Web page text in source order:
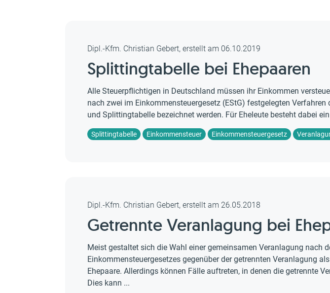
Dipl.-Kfm. Christian Gebert, erstellt am 06.10.2019
Splittingtabelle bei Ehepaaren
Alle Steuerpflichtigen in Deutschland müssen ihr Einkommen
nach zwei im Einkommensteuergesetz (EStG) festgelegten Verfahren
und Splittingtabelle bezeichnet werden. Für Eheleute besteht dabei
Splittingtabelle Einkommensteuer Einkommensteuergesetz
Dipl.-Kfm. Christian Gebert, erstellt am 26.05.2018
Getrennte Veranlagung bei
Meist gestaltet sich die Wahl einer gemeinsamen Veranlagung nach
Einkommensteuergesetzes gegenüber der getrennten Veranlagung
Ehepaare. Allerdings können Fälle auftreten, in denen die getrennte
Dies kann ...